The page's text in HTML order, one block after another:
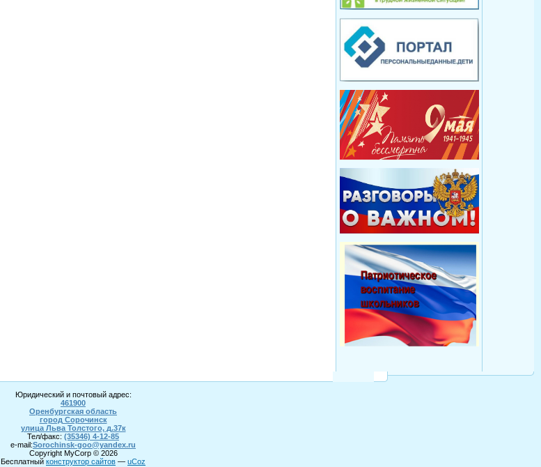
Юридический и почтовый адрес:
461900
Оренбургская область
город Сорочинск
улица Льва Толстого, д.37к
Тел/факс: (35346) 4-12-85
e-mail:Sorochinsk-goo@yandex.ru
Copyright MyCorp © 2026
Бесплатный конструктор сайтов — uCoz